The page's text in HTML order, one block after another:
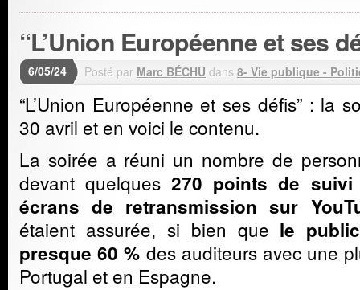
“L’Union Européenne et ses
6/05/24 Posté par Marc BÉCHU dans 8- Vie publique -
“L’Union Européenne et ses défis” : la
30 avril et en voici le contenu.
La soirée a réuni un nombre de
devant quelques270 points de suivi
écrans de retransmission sur
étaient assurée, si bien que le
presque 60 % des auditeurs avec une
Portugal et en Espagne.